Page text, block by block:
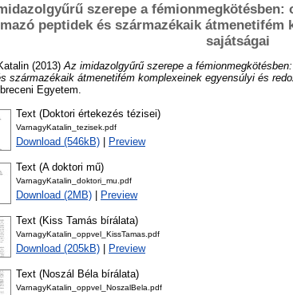
szerepe a
peptidek és származékaik átmenetifém
sajátságai
(2013) Az imidazolgyűrű szerepe a
származékaik átmenetifém komplexeinek egyensúlyi és
Egyetem.
Text (Doktori értekezés tézisei)
VarnagyKatalin_tezisek.pdf
Download (546kB) Preview
Text (A doktori mű)
VarnagyKatalin_doktori_mu.pdf
Download (2MB) Preview
Text (Kiss Tamás bírálata)
VarnagyKatalin_oppvel_KissTamas.pdf
Download (205kB) Preview
Text (Noszál Béla bírálata)
VarnagyKatalin_oppvel_NoszalBela.pdf